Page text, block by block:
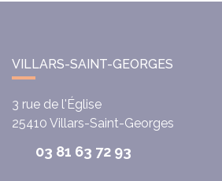
VILLARS-SAINT-GEORGES
3 rue de l'Église
25410 Villars-Saint-Georges
03 81 63 72 93